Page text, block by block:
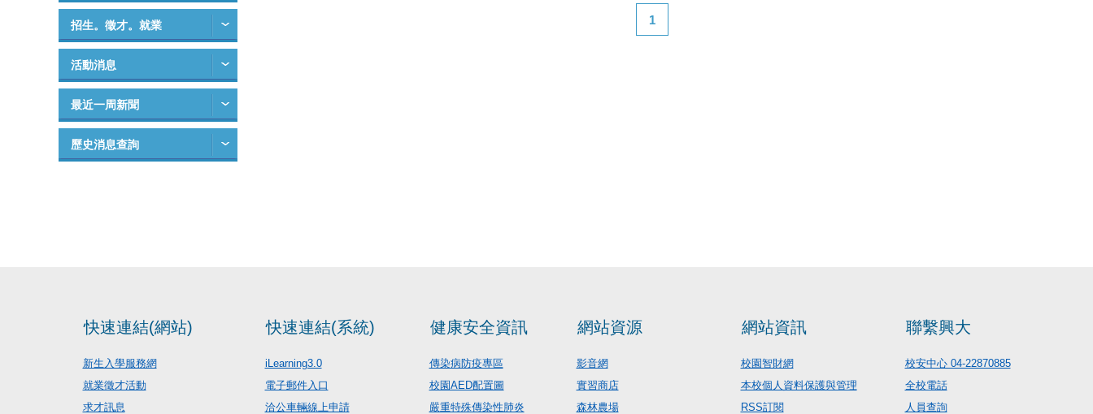
招生。徵才。就業
活動消息
最近一周新聞
歷史消息查詢
1
快速連結(網站)
新生入學服務網
就業徵才活動
求才訊息
快速連結(系統)
iLearning3.0
電子郵件入口
洽公車輛線上申請
健康安全資訊
傳染病防疫專區
校園AED配置圖
嚴重特殊傳染性肺炎
網站資源
影音網
實習商店
森林農場
網站資訊
校園智財網
本校個人資料保護與管理
RSS訂閱
聯繫興大
校安中心 04-22870885
全校電話
人員查詢